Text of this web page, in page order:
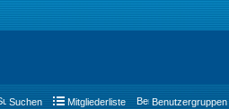
Suchen Mitgliederliste
Benutzergruppen